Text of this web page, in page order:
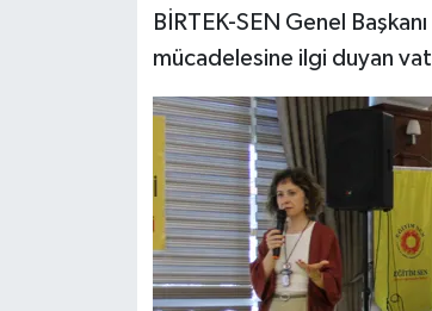
BİRTEK-SEN Genel
mücadelesine ilgi duyan